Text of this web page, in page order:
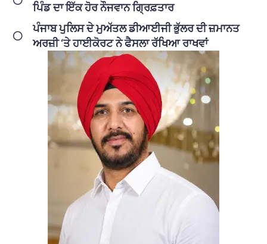
ਪਿੰਡ ਦਾ ਇੱਕ ਹੋਰ ਨੌਜਵਾਨ ਗ੍ਰਿਫ਼ਤਾਰ
ਪੰਜਾਬ ਪੁਲਿਸ ਦੇ ਮੁਅੱਤਲ ਡੀਆਈਜੀ ਭੁੱਲਰ ਦੀ ਜ਼ਮਾਨਤ
ਅਰਜ਼ੀ ‘ਤੇ ਹਾਈਕੋਰਟ ਨੇ ਫੈਸਲਾ ਰੱਖਿਆ ਰਾਖਵਾਂ